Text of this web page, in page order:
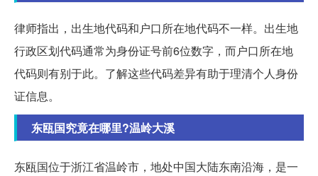
律师指出，出生地代码和户口所在地代码不一样。出生地
行政区划代码通常为身份证号前6位数字，而户口所在地
代码则有别于此。了解这些代码差异有助于理清个人身份
证信息。
东瓯国究竟在哪里?温岭大溪
东瓯国位于浙江省温岭市，地处中国大陆东南沿海，是一